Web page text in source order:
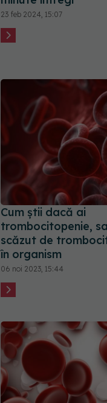
23 feb 2024, 15:07
Cum știi dacă ai
trombocitopenie,
scăzut de
în organism
06 noi 2023, 15:44